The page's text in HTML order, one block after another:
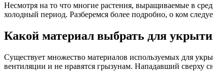
Несмотря на то что многие растения, выращиваемые в
холодный период. Разберемся более подробно, о ком
Какой материал выбрать для
Существует множество материалов используемых для
вентиляции и не нравятся грызунам. Нападавший сверху